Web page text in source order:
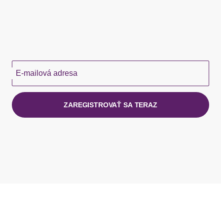
E-mailová adresa
ZAREGISTROVAŤ SA TERAZ